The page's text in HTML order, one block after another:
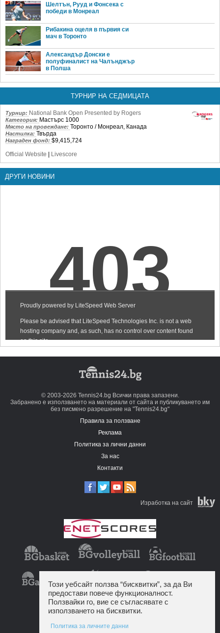
Шелтън, Рууд и Фонсека с
победи в Монреал
Рибакина оцеля в първия си
мач в Торонто
Александър Донски е
полуфиналист на Чалънджър
в Полша
ТУРНИР НА СЕДМИЦАТА
Турнир: National Bank Open Presented by Rogers
Категория: Мастърс 1000
Място на провеждане: Торонто / Монреал, Канада
Настилка: Твърда
Награден фонд: $9,415,724
Official Website
Livescore
ДРУГИ НОВИНИ
© 2003-2026 Tennis24.bg Всички права запазени.
Забранено е използването на материали от сайта и публикуването им
без писмено разрешение на "Tennis24.bg"
Правила за ползване
Реклама
Политика за лични данни
За нас
Контакти
Изработка на сайт
Този уебсайт ползва “бисквитки”, за да Ви
предостави повече функционалност.
Ползвайки го, вие се съгласявате с
използването на бисквитки.
Политика за личните данни